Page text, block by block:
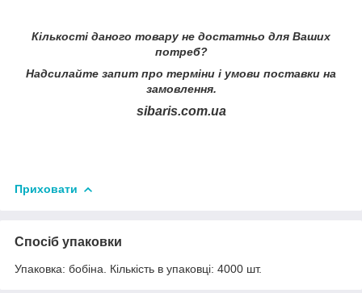
Кількості даного товару не достатньо для Ваших
потреб?
Надсилайте запит про терміни i умови поставки на
замовлення.
sibaris.com.ua
Приховати
Спосіб упаковки
Упаковка: бобіна. Кількість в упаковці: 4000 шт.